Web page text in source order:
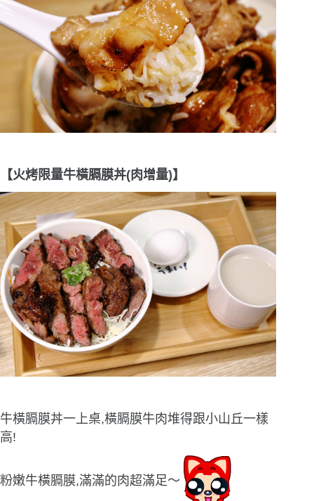
【火烤限量牛橫膈膜丼(肉增量)】
牛橫膈膜丼一上桌,橫膈膜牛肉堆得跟小山丘一樣
高!
粉嫩牛橫膈膜,滿滿的肉超滿足〜